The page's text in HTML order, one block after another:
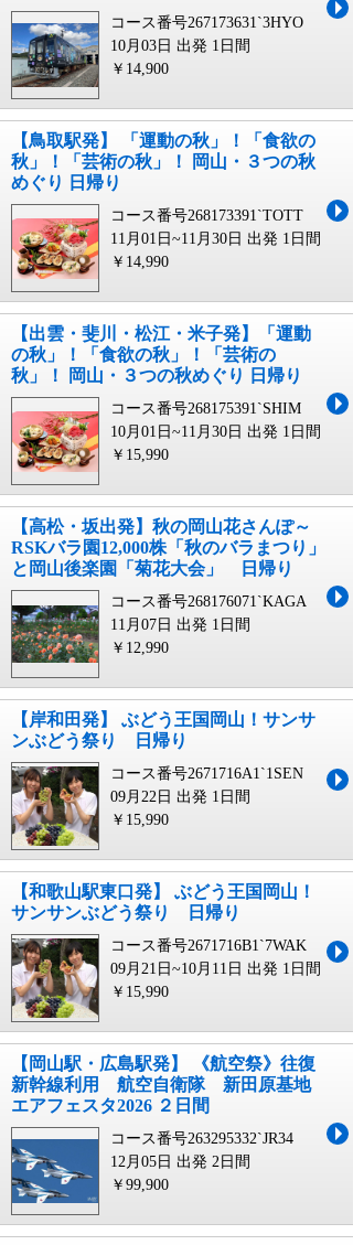
コース番号267173631`3HYO
10月03日 出発 1日間
￥14,900
【鳥取駅発】 「運動の秋」！「食欲の
秋」！「芸術の秋」！ 岡山・３つの秋
めぐり 日帰り
コース番号268173391`TOTT
11月01日~11月30日 出発 1日間
￥14,990
【出雲・斐川・松江・米子発】「運動
の秋」！「食欲の秋」！「芸術の
秋」！ 岡山・３つの秋めぐり 日帰り
コース番号268175391`SHIM
10月01日~11月30日 出発 1日間
￥15,990
【高松・坂出発】秋の岡山花さんぽ～
RSKバラ園12,000株「秋のバラまつり」
と岡山後楽園「菊花大会」 日帰り
コース番号268176071`KAGA
11月07日 出発 1日間
￥12,990
【岸和田発】 ぶどう王国岡山！サンサ
ンぶどう祭り 日帰り
コース番号2671716A1`1SEN
09月22日 出発 1日間
￥15,990
【和歌山駅東口発】 ぶどう王国岡山！
サンサンぶどう祭り 日帰り
コース番号2671716B1`7WAK
09月21日~10月11日 出発 1日間
￥15,990
【岡山駅・広島駅発】 《航空祭》往復
新幹線利用 航空自衛隊 新田原基地
エアフェスタ2026 ２日間
コース番号263295332`JR34
12月05日 出発 2日間
￥99,900